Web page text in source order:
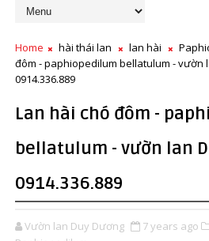
Home hài thái lan lan hài
đôm - paphiopedilum bellatulum - vườn
0914.336.889
Lan hài chó đôm -
bellatulum - vườn lan
0914.336.889
Vườn lan Duy Dương 7 years ago